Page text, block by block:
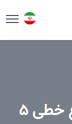
پروفیل الومینیوم چراغ خطی 5